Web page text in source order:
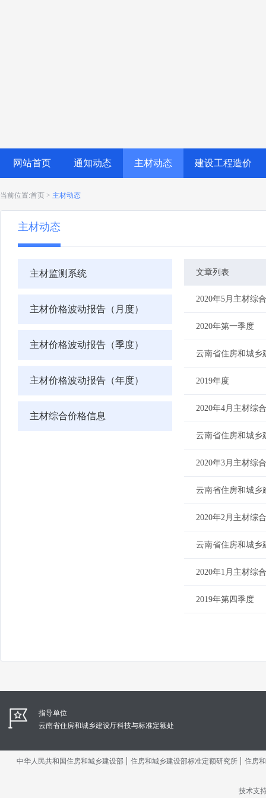
网站首页 通知动态 主材动态 建设工程造价
当前位置:首页 > 主材动态
主材动态
主材监测系统
主材价格波动报告（月度）
主材价格波动报告（季度）
主材价格波动报告（年度）
主材综合价格信息
文章列表
2020年5月主材综
2020年第一季度
云南省住房和城乡
2019年度
2020年4月主材综
云南省住房和城乡
2020年3月主材综
云南省住房和城乡
2020年2月主材综
云南省住房和城乡
2020年1月主材综
2019年第四季度
指导单位
云南省住房和城乡建设厅科技与标准定额处
中华人民共和国住房和城乡建设部 | 住房和城乡建设部标准定额研究所 | 住房
技术支